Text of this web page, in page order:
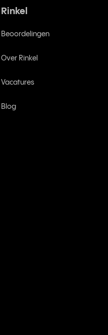
Rinkel
Beoordelingen
Over Rinkel
Vacatures
Blog